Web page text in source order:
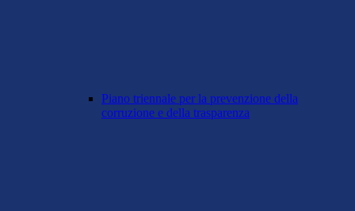
Piano triennale per la prevenzione della
corruzione e della trasparenza